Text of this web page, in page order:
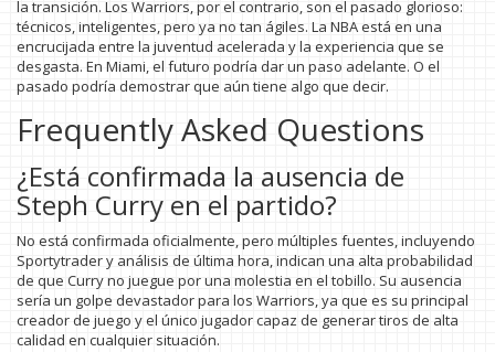
la transición. Los Warriors, por el contrario, son el pasado glorioso:
técnicos, inteligentes, pero ya no tan ágiles. La NBA está en una
encrucijada entre la juventud acelerada y la experiencia que se
desgasta. En Miami, el futuro podría dar un paso adelante. O el
pasado podría demostrar que aún tiene algo que decir.
Frequently Asked Questions
¿Está confirmada la ausencia de
Steph Curry en el partido?
No está confirmada oficialmente, pero múltiples fuentes, incluyendo
Sportytrader y análisis de última hora, indican una alta probabilidad
de que Curry no juegue por una molestia en el tobillo. Su ausencia
sería un golpe devastador para los Warriors, ya que es su principal
creador de juego y el único jugador capaz de generar tiros de alta
calidad en cualquier situación.